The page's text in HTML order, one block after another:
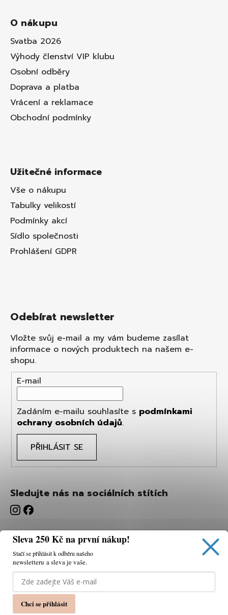
Používáme cookies, abychom vám umožnili pohodlné
prohlížení webu a díky analýze webu neustále zlepšovat
jeho funkce, výkon a použitelnost.
O nákupu
Svatba 2026
Výhody členství VIP klubu
Osobní odběry
Doprava a platba
Vrácení a reklamace
Obchodní podmínky
Užitečné informace
Vše o nákupu
Tabulky velikostí
Podmínky akcí
Sídlo společnosti
Prohlášení GDPR
Odebírat newsletter
Vložte svůj e-mail a my vám budeme zasílat
informace o nových produktech na našem e-
shopu.
E-mail
Zadáním e-mailu souhlasíte s podmínkami
ochrany osobních údajů.
PŘIHLÁSIT SE
Sledujte nás na sociálních stítích
Sleva 250 Kč na první nákup!
Stačí se přihlásit k odběru našeho
newsletteru a sleva je vaše.
Chci se přihlásit